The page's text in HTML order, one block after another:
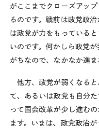
がここまでクローズアッ
るのです。戦前は政党政
は政党が力をもっている
いのです。何かしら政党
がちなので、なかなか進ま
他方、政党が弱くなると
て、あるいは政党も自分
って国会改革が少し進む
ます。いまは、政党政治